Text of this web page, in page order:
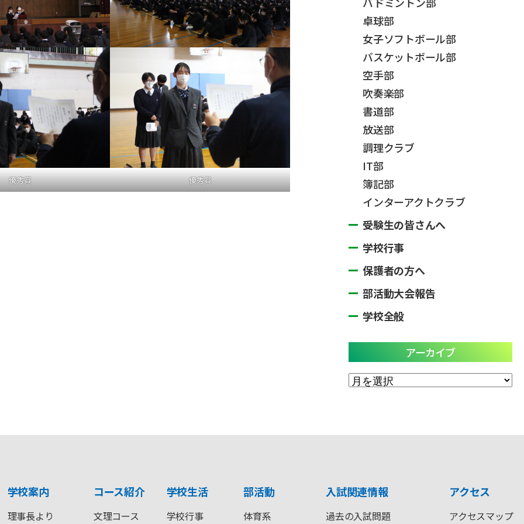
優秀賞 優秀賞
卓球部
女子ソフトボール部
バスケットボール部
空手部
吹奏楽部
書道部
放送部
調理クラブ
IT部
簿記部
インターアクトクラブ
受験生の皆さんへ
学校行事
保護者の方へ
部活動大会報告
学校全般
アーカイブ
ア
ー
ブ
学校案内
理事長より
コース紹介
文理コース
学校生活
学校行事
部活動
体育系
入試関連情報
過去の入試問題
アクセス
アクセスマップ